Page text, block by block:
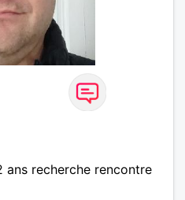
ans recherche rencontre